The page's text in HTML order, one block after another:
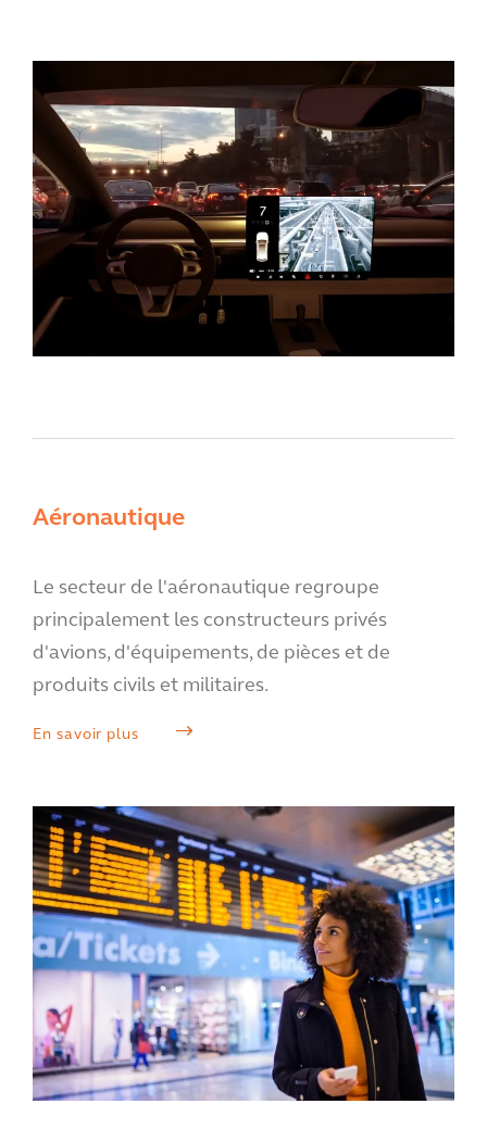
Aéronautique
Le secteur de l'aéronautique regroupe
principalement les constructeurs privés
d'avions, d'équipements, de pièces et de
produits civils et militaires.
En savoir plus